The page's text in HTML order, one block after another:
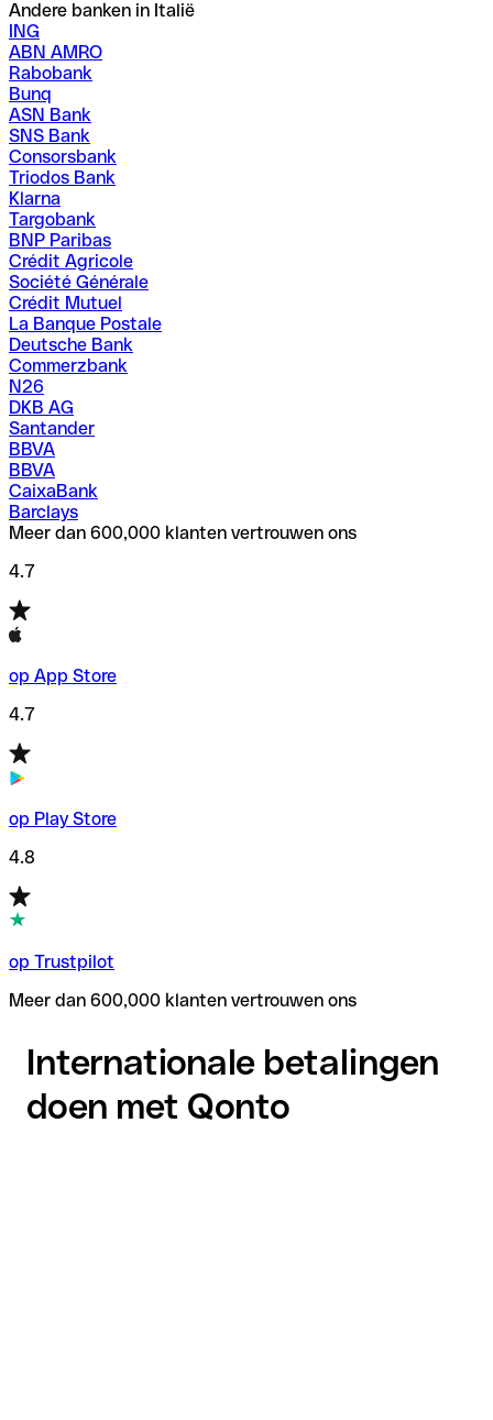
Andere banken in Italië
ING
ABN AMRO
Rabobank
Bunq
ASN Bank
SNS Bank
Consorsbank
Triodos Bank
Klarna
Targobank
BNP Paribas
Crédit Agricole
Société Générale
Crédit Mutuel
La Banque Postale
Deutsche Bank
Commerzbank
N26
DKB AG
Santander
BBVA
BBVA
CaixaBank
Barclays
Meer dan 600,000 klanten vertrouwen ons
4.7
op App Store
4.7
op Play Store
4.8
op Trustpilot
Meer dan 600,000 klanten vertrouwen ons
Internationale betalingen
doen met Qonto